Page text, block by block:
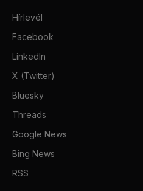
Hírlevél
Facebook
LinkedIn
X (Twitter)
Bluesky
Threads
Google News
Bing News
RSS